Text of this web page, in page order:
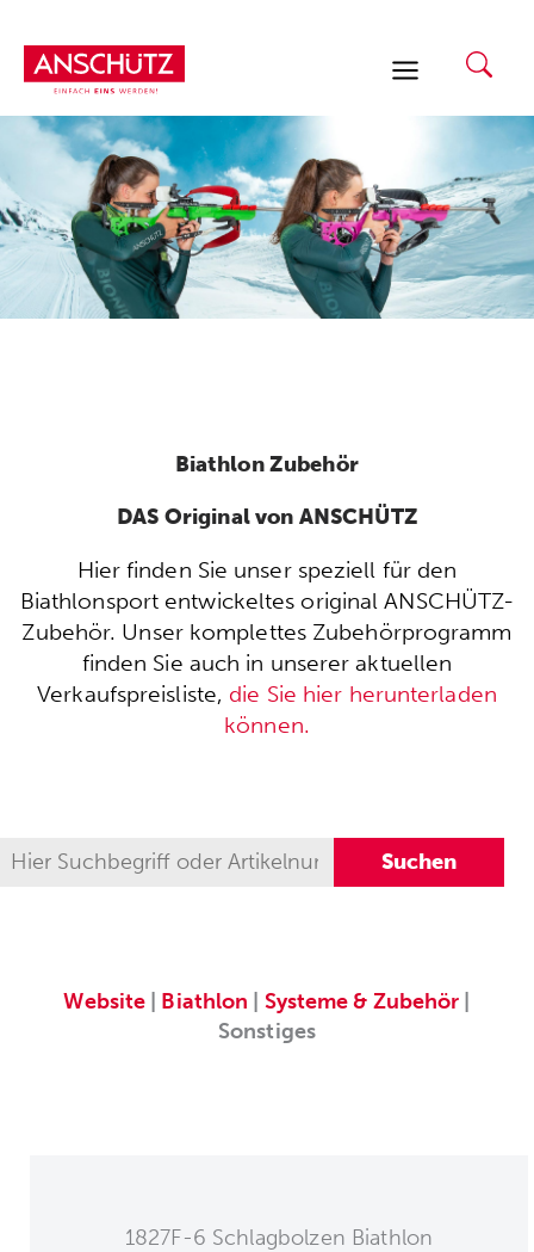
Inhalt
springen
Biathlon Zubehör
DAS Original von ANSCHÜTZ
Hier finden Sie unser speziell für den
Biathlonsport entwickeltes original ANSCHÜTZ-
Zubehör. Unser komplettes Zubehörprogramm
finden Sie auch in unserer aktuellen
Verkaufspreisliste, die Sie hier herunterladen
können.
Website Biathlon Systeme & Zubehör
Sonstiges
1827F-6 Schlagbolzen Biathlon